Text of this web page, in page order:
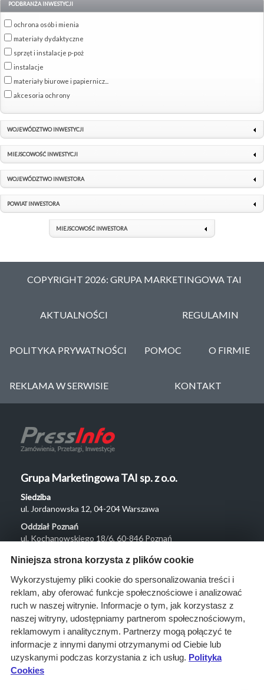
PODBRANŻA INWESTYCJI
ochrona osób i mienia
materiały dydaktyczne
sprzęt i instalacje p-poż
instalacje
materiały biurowe i papiernicz...
akcesoria ochrony
WOJEWÓDZTWO INWESTYCJI
MIEJSCOWOŚĆ INWESTYCJI
WOJEWÓDZTWO INWESTORA
POWIAT INWESTORA
MIEJSCOWOŚĆ INWESTORA
COPYRIGHT 2026: GRUPA MARKETINGOWA TAI
AKTUALNOŚCI REGULAMIN
POLITYKA PRYWATNOŚCI POMOC O FIRMIE
REKLAMA W SERWISIE KONTAKT
Grupa Marketingowa TAI sp. z o.o.
Siedziba
ul. Jordanowska 12, 04-204 Warszawa
Oddział Poznań
ul. Kochanowskiego 18/6, 60-846 Poznań
Menu
O nas
Rozwiązania
Monitoring
przetargów
Raporty
przetargowe
Niniejsza strona korzysta z plików cookie
Wykorzystujemy pliki cookie do spersonalizowania treści i
reklam, aby oferować funkcje społecznościowe i analizować
ruch w naszej witrynie. Informacje o tym, jak korzystasz z
naszej witryny, udostępniamy partnerom społecznościowym,
reklamowym i analitycznym. Partnerzy mogą połączyć te
informacje z innymi danymi otrzymanymi od Ciebie lub
uzyskanymi podczas korzystania z ich usług. Polityka
Cookies